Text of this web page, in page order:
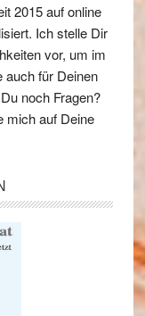
2015 auf online
Ich stelle Dir
vor, um im
auch für Deinen
noch Fragen?
mich auf Deine